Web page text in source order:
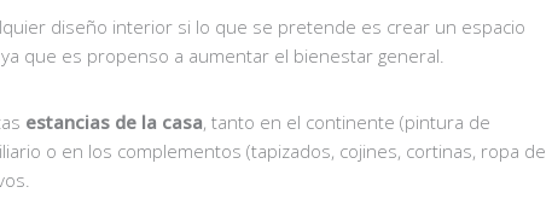
diseño interior si lo que se pretende es crear un espacio
que es propenso a aumentar el bienestar general.
estancias de la casa, tanto en el continente (pintura de
o en los complementos (tapizados, cojines, cortinas, ropa de